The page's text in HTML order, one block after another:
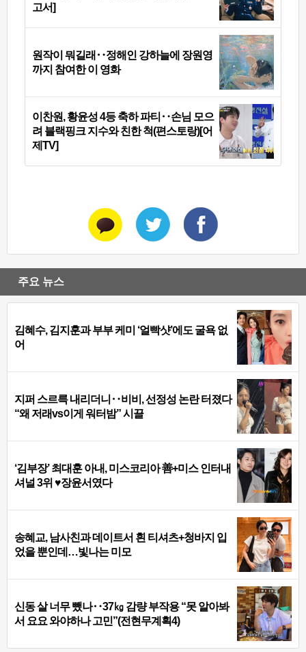
고서]
원작이 뭐길래‥정해인 강하늘에 장원영
까지 참여한 이 영화
이찬원, 황윤성 4등 축하 파티‥손님 모으
려 블랙핑크 지수와 친한 척(편스토랑)[어
제TV]
주요 뉴스
김혜수, 김지훈과 부부 케미 ‘얼빡샷’에도 굴욕 없
어
지퍼 스르륵 내리더니‥비비, 선정성 논란 터졌다
“왜 저래vs이게 워터밤” 시끌
‘김부장’ 최대훈 아내, 미스코리아 善+미스 인터내
셔널 3위 ♥장윤서였다
송혜교, 남사친과 데이트서 흰 티셔츠+청바지 입
었을 뿐인데…빛나는 미모
신동 살 너무 뺐나‥37㎏ 감량 부작용 “못 알아봐
서 요요 와야하나 고민”(전현무계획4)